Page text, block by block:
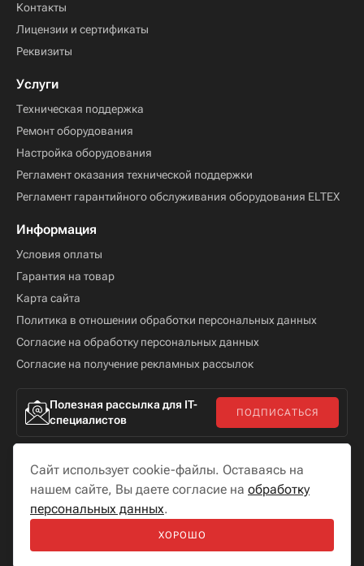
Контакты
Лицензии и сертификаты
Реквизиты
Услуги
Техническая поддержка
Ремонт оборудования
Настройка оборудования
Регламент оказания технической поддержки
Регламент гарантийного обслуживания оборудования ELTEX
Информация
Условия оплаты
Гарантия на товар
Карта сайта
Политика в отношении обработки персональных данных
Согласие на обработку персональных данных
Согласие на получение рекламных рассылок
Полезная рассылка для IT-
специалистов
ПОДПИСАТЬСЯ
Мы в соцсетях
Разработка сайта —
«Бутик сайтов»
Сайт использует cookie-файлы. Оставаясь на
нашем сайте, Вы даете согласие на обработку
персональных данных.
ХОРОШО